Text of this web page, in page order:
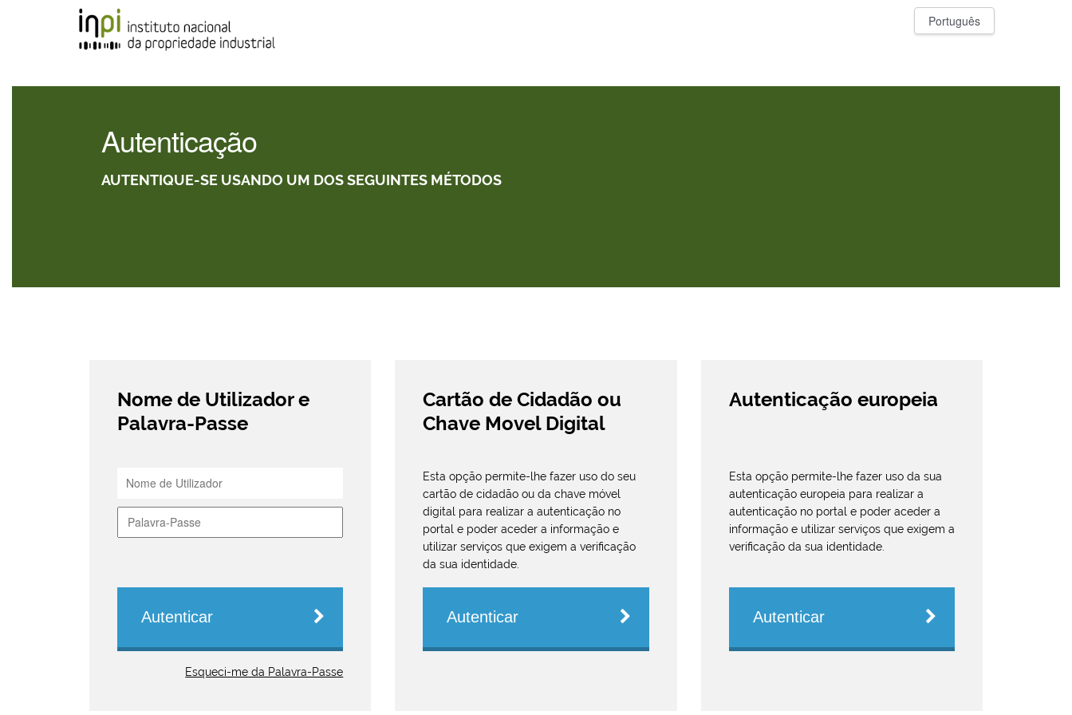
Português
Autenticação
AUTENTIQUE-SE USANDO UM DOS SEGUINTES MÉTODOS
Nome de Utilizador e
Palavra-Passe
Autenticar
Esqueci-me da Palavra-Passe
Cartão de Cidadão ou
Chave Movel Digital
Esta opção permite-lhe fazer uso do seu
cartão de cidadão ou da chave móvel
digital para realizar a autenticação no
portal e poder aceder a informação e
utilizar serviços que exigem a verificação
da sua identidade.
Autenticar
Autenticação europeia
Esta opção permite-lhe fazer uso da sua
autenticação europeia para realizar a
autenticação no portal e poder aceder a
informação e utilizar serviços que exigem a
verificação da sua identidade.
Autenticar